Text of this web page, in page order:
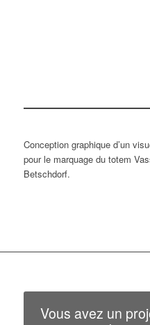
Conception graphique d’un
pour le marquage du totem
Betschdorf.
Vous avez un